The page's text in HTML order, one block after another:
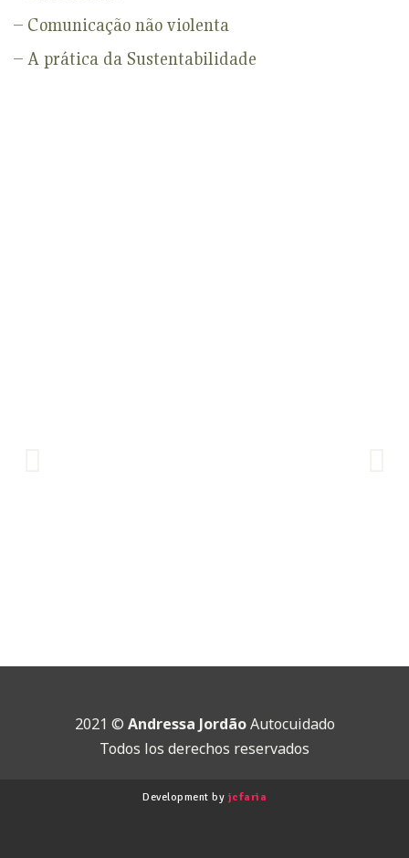
– Comunicação não violenta
– A prática da Sustentabilidade
2021 © Andressa JordãoAutocuidado
Todos los derechos reservados
Development by jcfaria